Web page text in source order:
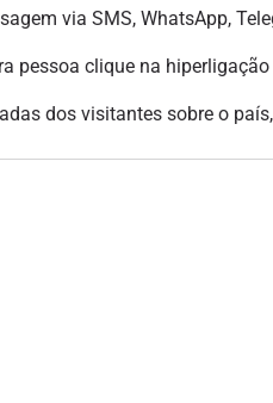
via SMS, WhatsApp,
pessoa clique na hiperligação
dos visitantes sobre o